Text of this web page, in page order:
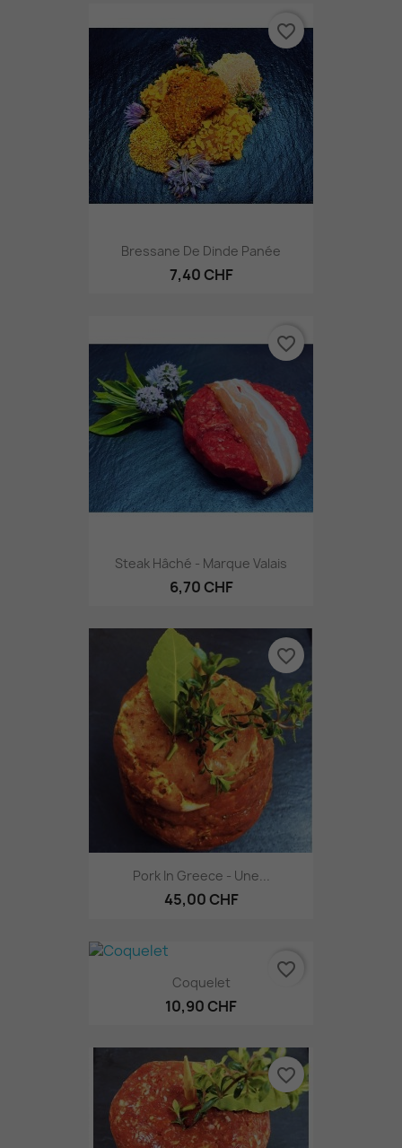
Bressane De Dinde Panée
7,40 CHF
favorite_border
Steak Hâché - Marque Valais
6,70 CHF
favorite_border
Pork In Greece - Une...
45,00 CHF
favorite_border
Coquelet
10,90 CHF
favorite_border
favorite_border